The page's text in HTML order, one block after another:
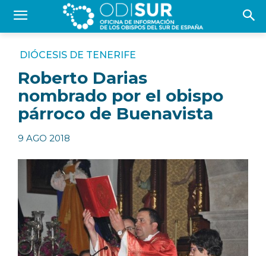
DIÓCESIS DE TENERIFE
Roberto Darias
nombrado por el obispo
párroco de Buenavista
9 AGO 2018